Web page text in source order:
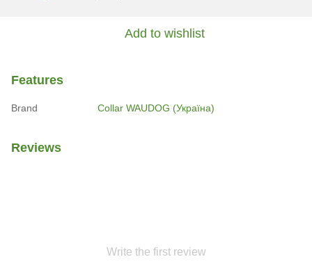
Add to wishlist
Features
Brand Collar WAUDOG (Україна)
Reviews
Write the first review